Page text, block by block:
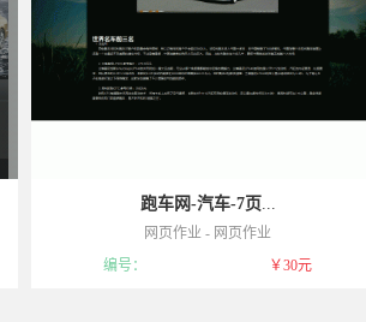
跑车网-汽车-7页...
网页作业 - 网页作业
模板属于可复制品，一经售出不予退货，敬请谅解！
编号： ￥30元